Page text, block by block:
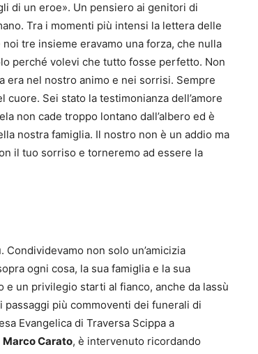
di un eroe». Un pensiero ai genitori di
Tra i momenti più intensi la lettera delle
tre insieme eravamo una forza, che nulla
perché volevi che tutto fosse perfetto. Non
era nel nostro animo e nei sorrisi. Sempre
cuore. Sei stato la testimonianza dell’amore
non cade troppo lontano dall’albero ed è
nostra famiglia. Il nostro non è un addio ma
il tuo sorriso e torneremo ad essere la
non solo un’amicizia
ogni cosa, la sua famiglia e la sua
un privilegio starti al fianco, anche da lassù
passaggi più commoventi dei funerali di
Evangelica di Traversa Scippa a
Marco Carato, è intervenuto ricordando